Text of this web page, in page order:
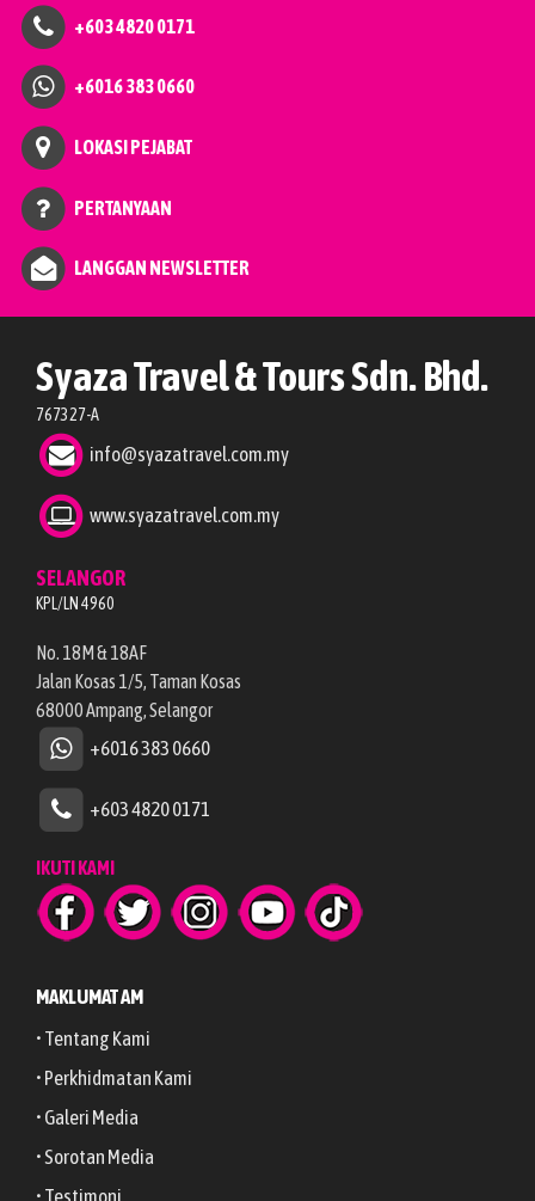
+603 4820 0171
+6016 383 0660
LOKASI PEJABAT
PERTANYAAN
LANGGAN NEWSLETTER
Syaza Travel & Tours Sdn. Bhd.
767327-A
info@syazatravel.com.my
www.syazatravel.com.my
SELANGOR
KPL/LN 4960
No. 18M & 18AF
Jalan Kosas 1/5, Taman Kosas
68000 Ampang, Selangor
+6016 383 0660
+603 4820 0171
IKUTI KAMI
MAKLUMAT AM
• Tentang Kami
• Perkhidmatan Kami
• Galeri Media
• Sorotan Media
• Testimoni